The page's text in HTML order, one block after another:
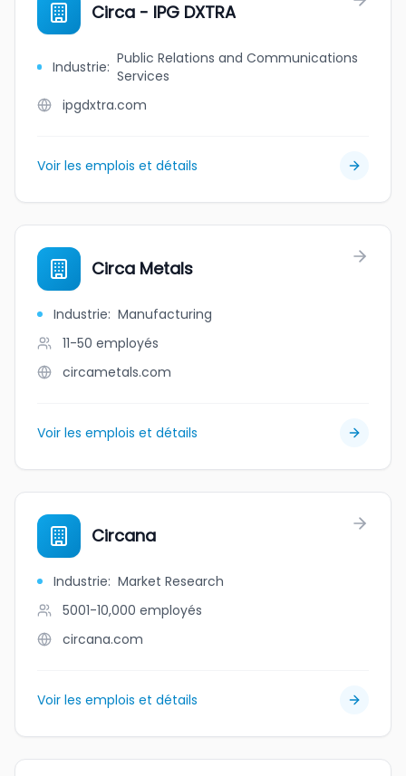
Circa - IPG DXTRA
Industrie: Public Relations and Communications
Services
ipgdxtra.com
Voir les emplois et détails
Circa Metals
Industrie: Manufacturing
11-50 employés
circametals.com
Voir les emplois et détails
Circana
Industrie: Market Research
5001-10,000 employés
circana.com
Voir les emplois et détails